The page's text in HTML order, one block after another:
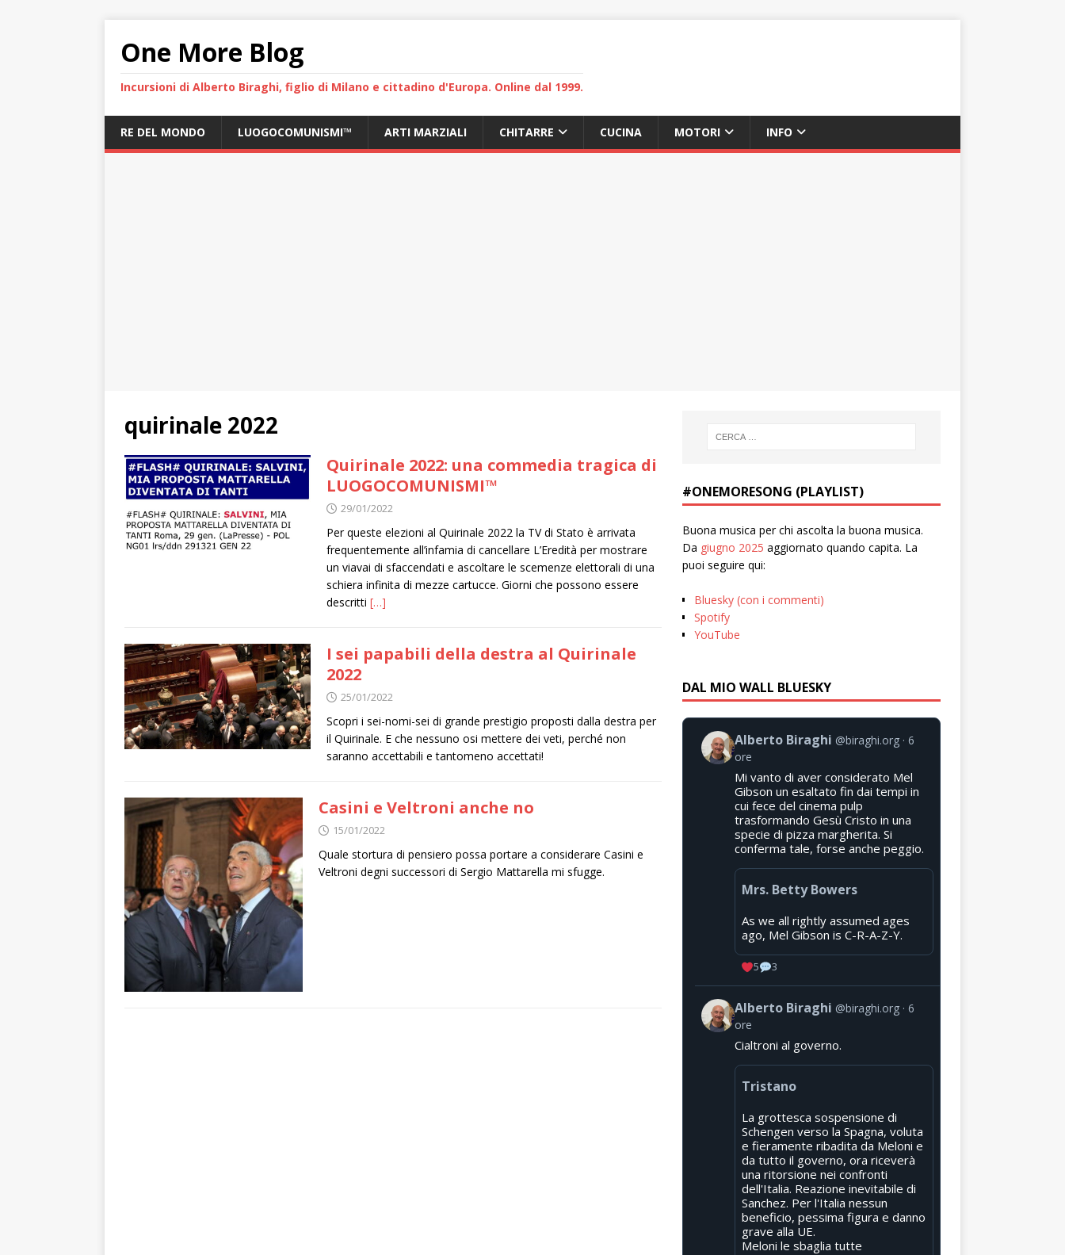
One More Blog
Incursioni di Alberto Biraghi, figlio di Milano e cittadino d'Europa. Online dal 1999.
RE DEL MONDO LUOGOCOMUNISMI™ ARTI MARZIALI CHITARRE CUCINA MOTORI INFO
quirinale 2022
Quirinale 2022: una commedia tragica di
LUOGOCOMUNISMI™
29/01/2022
Per queste elezioni al Quirinale 2022 la TV di Stato è arrivata
frequentemente all’infamia di cancellare L’Eredità per mostrare
un viavai di sfaccendati e ascoltare le scemenze elettorali di una
schiera infinita di mezze cartucce. Giorni che possono essere
descritti […]
I sei papabili della destra al Quirinale
2022
25/01/2022
Scopri i sei-nomi-sei di grande prestigio proposti dalla destra per
il Quirinale. E che nessuno osi mettere dei veti, perché non
saranno accettabili e tantomeno accettati!
Casini e Veltroni anche no
15/01/2022
Quale stortura di pensiero possa portare a considerare Casini e
Veltroni degni successori di Sergio Mattarella mi sfugge.
#ONEMORESONG (PLAYLIST)
Buona musica per chi ascolta la buona musica.
Da giugno 2025 aggiornato quando capita. La
puoi seguire qui:
Bluesky (con i commenti)
Spotify
YouTube
DAL MIO WALL BLUESKY
Alberto Biraghi @biraghi.org 6
ore
Mi vanto di aver considerato Mel
Gibson un esaltato fin dai tempi in
cui fece del cinema pulp
trasformando Gesù Cristo in una
specie di pizza margherita. Si
conferma tale, forse anche peggio.
Mrs. Betty Bowers
As we all rightly assumed ages
ago, Mel Gibson is C-R-A-Z-Y.
5 3
Alberto Biraghi @biraghi.org 6
ore
Cialtroni al governo.
Tristano
La grottesca sospensione di
Schengen verso la Spagna, voluta
e fieramente ribadita da Meloni e
da tutto il governo, ora riceverà
una ritorsione nei confronti
dell'Italia. Reazione inevitabile di
Sanchez. Per l'Italia nessun
beneficio, pessima figura e danno
grave alla UE.
Meloni le sbaglia tutte